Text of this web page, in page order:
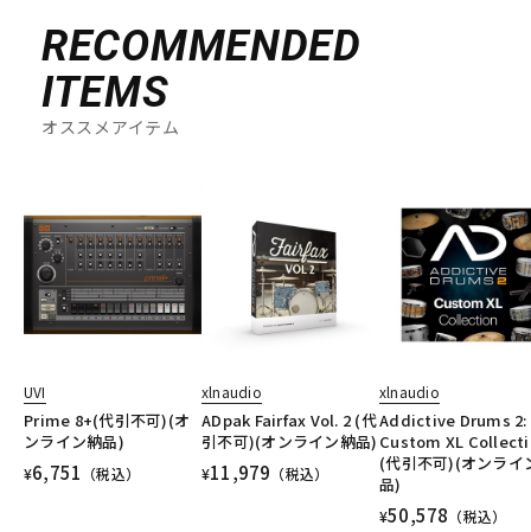
RECOMMENDED
ITEMS
オススメアイテム
UVI
Prime 8+(代引不可)(オ
ンライン納品)
¥6,751 （税込）
xlnaudio
ADpak Fairfax Vol. 2 (代
引不可)(オンライン納品)
¥11,979 （税込）
xlnaudio
Addictive Drums 2:
Custom XL
(代引不可)(オンライ
品)
¥50,578 （税込）